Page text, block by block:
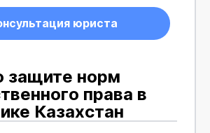
юриста
защите норм
права в
Казахстан